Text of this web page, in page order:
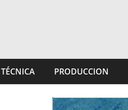
TÉCNICA PRODUCCION